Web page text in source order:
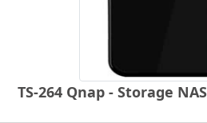
TS-264 Qnap - Storage